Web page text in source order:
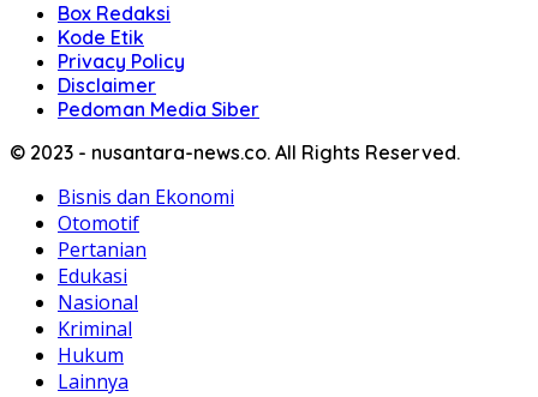
Box Redaksi
Kode Etik
Privacy Policy
Disclaimer
Pedoman Media Siber
© 2023 - nusantara-news.co. All Rights Reserved.
Bisnis dan Ekonomi
Otomotif
Pertanian
Edukasi
Nasional
Kriminal
Hukum
Lainnya